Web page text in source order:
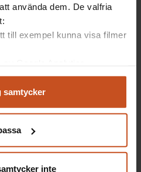
använda dem. De valfria
till exempel kunna visa filmer
visa riktad information
ditt godkännande genom att
samtycker
inte
utsatt på arbetsplatsen.
eller chefen.
– läs mer på DOs egen
föreskrifter – läs mer på
om sexuella